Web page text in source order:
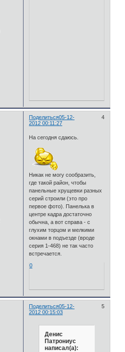
Поделиться 4
05-12-
2012 00:11:27
На сегодня сдаюсь.
Никак не могу сообразить,
где такой район, чтобы
панельные хрущевки разных
серий строили (это про
первое фото). Панелька в
центре кадра достаточно
обычна, а вот справа - с
глухим торцом и мелкими
окнами в подъезде (вроде
серия 1-468) не так часто
встречается.
0
Поделиться 5
05-12-
2012 00:15:03
Денис
Патрониус
написал(а):